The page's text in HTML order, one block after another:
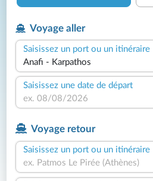
Voyage aller
Saisissez un port ou un itinéraire
Saisissez une date de départ
Voyage retour
Saisissez un port ou un itinéraire